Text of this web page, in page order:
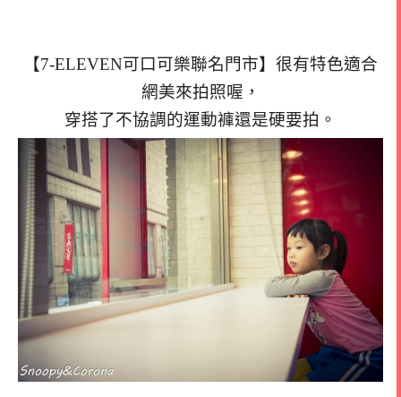
【7-ELEVEN可口可樂聯名門市】很有特色適合
網美來拍照喔，
穿搭了不協調的運動褲還是硬要拍。